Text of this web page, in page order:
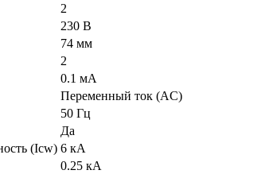
2
230 В
74 мм
2
0.1 мА
Переменный ток (AC)
50 Гц
Да
(Icw) 6 кА
0.25 кА